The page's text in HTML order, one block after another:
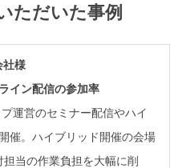
ただいた事例
社様
イン配信の参加率
プ運営のセミナー配信やハイ
催。ハイブリッド開催の会場
当の作業負担を大幅に削